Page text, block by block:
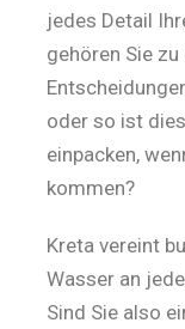
jedes Detail
gehören Sie
oder so ist
einpacken,
kommen?
Kreta vereint
Wasser an
Sind Sie also